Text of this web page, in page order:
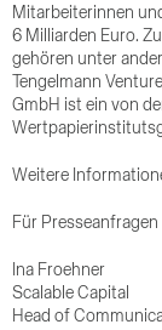
Mitarbeiterinnen
6 Milliarden Euro.
gehören unter
Tengelmann
GmbH ist ein von
Weitere
Für Presseanfragen
Ina Froehner
Scalable Capital
Head of